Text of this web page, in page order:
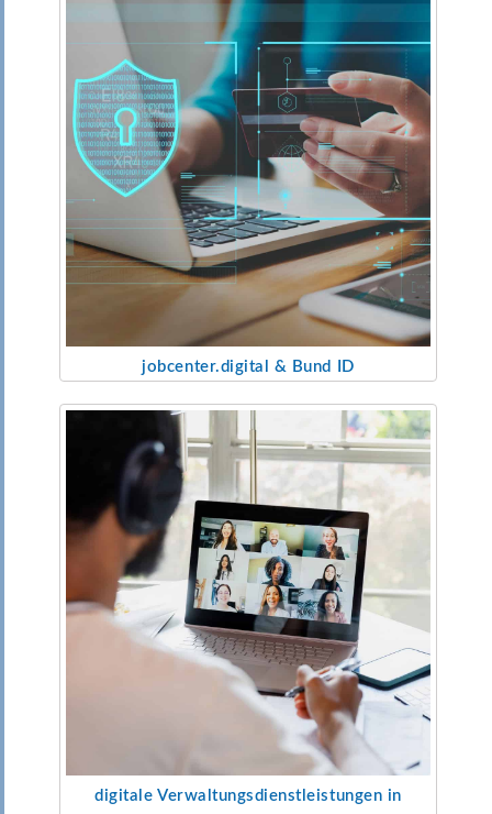
jobcenter.digital & Bund ID
digitale Verwaltungsdienstleistungen in